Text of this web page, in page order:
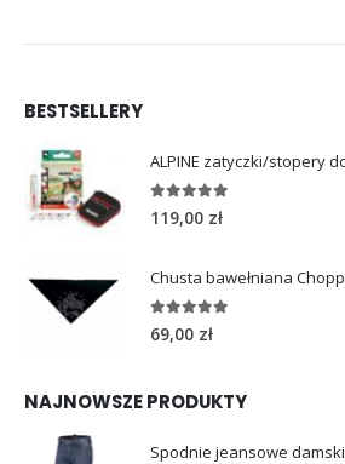
BESTSELLERY
4.96out of 5
119,00 zł
5.00out of 5
69,00 zł
NAJNOWSZE PRODUKTY